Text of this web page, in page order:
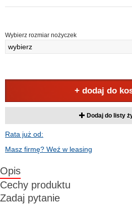
Wybierz rozmiar nożyczek
wybierz
+ dodaj do
Dodaj do listy
Rata już od:
Masz firmę? Weź w leasing
Opis
Cechy produktu
Zadaj pytanie